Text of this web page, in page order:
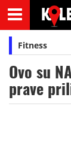
Fitness
Ovo su
prave